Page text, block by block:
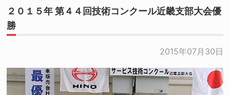
２０１５年 第４４回技術コンクール近畿支部大会優
勝
2015年07月30日